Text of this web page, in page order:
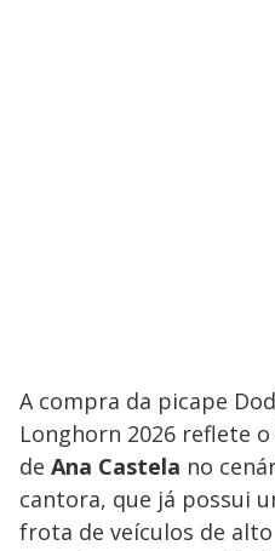
A compra da picape
Longhorn 2026 reflete o
de Ana Castela no
cantora, que já possui
frota de veículos de